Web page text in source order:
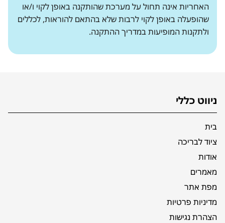
האחריות אינה תחול על מערכת שהותקנה באופן לקוי ו/או
שהופעלה באופן לקוי לרבות שלא בהתאם להוראות, לכללים
ולתקנות המופיעות במדריך ההתקנה.
ניווט כללי
בית
ציוד לבריכה
אודות
מאמרים
מפת אתר
מדיניות פרטיות
הצהרת נגישות